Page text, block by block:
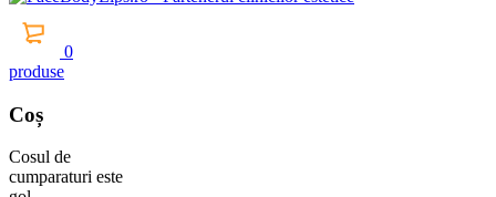
0
produse
Coș
Cosul de
cumparaturi este